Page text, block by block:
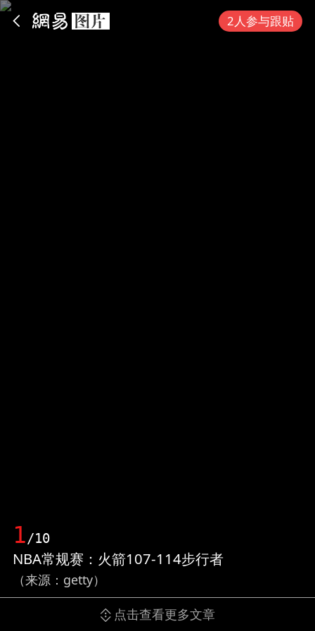
2人参与跟贴
1/10
NBA常规赛：火箭107-114步行者
（来源：getty）
点击查看更多文章
App内打开